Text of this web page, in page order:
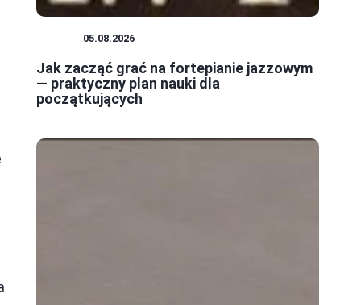
05.08.2026
Jak zacząć grać na fortepianie jazzowym
— praktyczny plan nauki dla
początkujących